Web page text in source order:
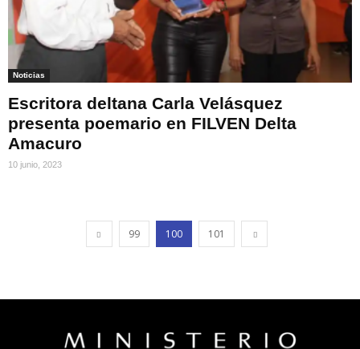
Noticias
Escritora deltana Carla Velásquez
presenta poemario en FILVEN Delta
Amacuro
10 junio, 2023
99 100 101